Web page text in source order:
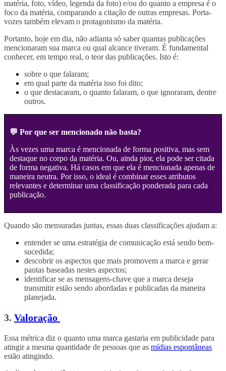
matéria, foto, vídeo, legenda da foto) e/ou do quanto a empresa é o
foco da matéria, comparando a citação de outras empresas. Porta-
vozes também elevam o protagonismo da matéria.
Portanto, hoje em dia, não adianta só saber quantas publicações
mencionaram sua marca ou qual alcance tiveram. É fundamental
conhecer, em tempo real, o teor das publicações. Isto é:
sobre o que falaram;
em qual parte da matéria isso foi dito;
o que destacaram, o quanto falaram, o que ignoraram, dentre
outros.
💬 Por que ser mencionado não basta?
Às vezes uma marca é mencionada de forma positiva, mas sem
destaque no corpo da matéria. Ou, ainda pior, ela pode ser citada
de forma negativa. Há casos em que ela é mencionada apenas de
maneira neutra. Por isso, o ideal é combinar esses atributos
relevantes e determinar uma classificação ponderada para cada
publicação.
Quando são mensuradas juntas, essas duas classificações ajudam a:
entender se uma estratégia de comunicação está sendo bem-
sucedida;
descobrir os aspectos que mais promovem a marca e gerar
pautas baseadas nestes aspectos;
identificar se as mensagens-chave que a marca deseja
transmitir estão sendo abordadas e publicadas da maneira
planejada.
3. Valoração
Essa métrica diz o quanto uma marca gastaria em publicidade para
atingir a mesma quantidade de pessoas que as mídias espontâneas
estão atingindo.